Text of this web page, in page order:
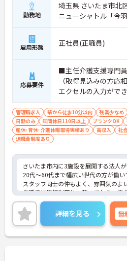
勤務地
埼玉県 さいたま市北
ニューシャトル「今
雇用形態 正社員(正職員)
応募要件
■主任介護支援専門
（取得見込みの方応
エクセルの入力がで
管理職求人 駅から徒歩10分以内 残業少なめ
日勤のみ
年間休日110日以上 ブランクOK
産休･育休･介護休暇取得実績あり
高収入 社
退職金制度あり
さいたま市内に3施設を展開する法人が
20代～60代まで幅広い世代の方が働い
スタッフ同士の仲もよく、雰囲気のよ
各種手当等福利厚生も整っており、安
勤めいただけます。
ご興味のある方には、面接対策ポイン
に詳細をお話しいたしますので、お気
ださい。
詳細を見る 無